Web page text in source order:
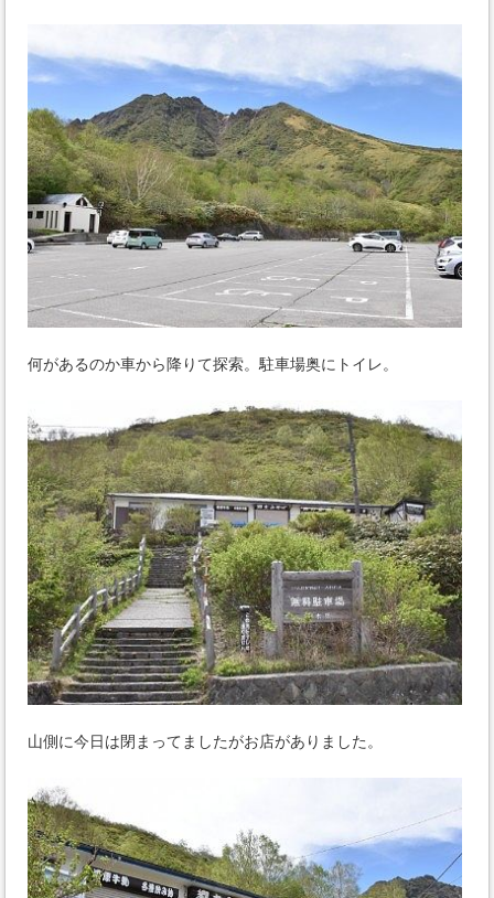
何があるのか車から降りて探索。駐車場奥にトイレ。
山側に今日は閉まってましたがお店がありました。